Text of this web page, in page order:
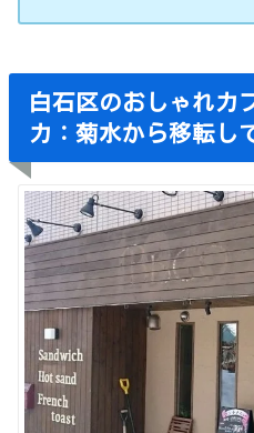
白石区のおしゃれカ
カ：菊水から移転し